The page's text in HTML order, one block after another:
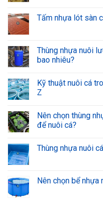
Tấm nhựa lót sàn
Thùng nhựa nuôi
bao nhiêu?
Kỹ thuật nuôi cá
Z
Nên chọn thùng
để nuôi cá?
Thùng nhựa nuôi
Nên chọn bể nhựa